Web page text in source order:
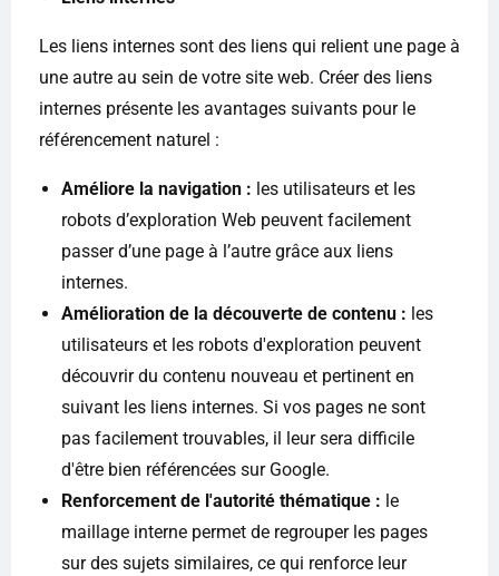
Les liens internes sont des liens qui relient une page à
une autre au sein de votre site web. Créer des liens
internes présente les avantages suivants pour le
référencement naturel :
Améliore la navigation : les utilisateurs et les
robots d’exploration Web peuvent facilement
passer d’une page à l’autre grâce aux liens
internes.
Amélioration de la découverte de contenu : les
utilisateurs et les robots d'exploration peuvent
découvrir du contenu nouveau et pertinent en
suivant les liens internes. Si vos pages ne sont
pas facilement trouvables, il leur sera difficile
d'être bien référencées sur Google.
Renforcement de l'autorité thématique : le
maillage interne permet de regrouper les pages
sur des sujets similaires, ce qui renforce leur